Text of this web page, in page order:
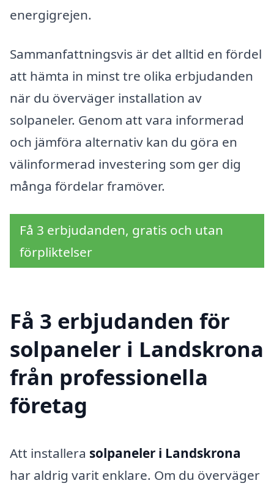
energigrejen.
Sammanfattningsvis är det alltid en fördel
att hämta in minst tre olika erbjudanden
när du överväger installation av
solpaneler. Genom att vara informerad
och jämföra alternativ kan du göra en
välinformerad investering som ger dig
många fördelar framöver.
Få 3 erbjudanden, gratis och utan
förpliktelser
Få 3 erbjudanden för
solpaneler i Landskrona
från professionella
företag
Att installera solpaneler i Landskrona
har aldrig varit enklare. Om du överväger